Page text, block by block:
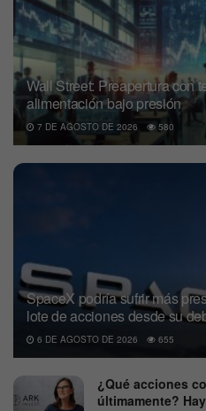
Wall Street: Preapertura con
alimentación bajo presión
7 DE AGOSTO DE 2026 580
SpaceX podría sufrir más
lote de acciones desde su
6 DE AGOSTO DE 2026 655
¿Qué acciones
últimamente?